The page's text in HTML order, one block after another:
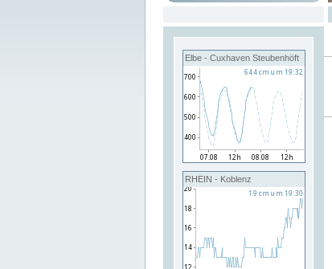
Elbe - Cuxhaven Steubenhöft
RHEIN - Koblenz